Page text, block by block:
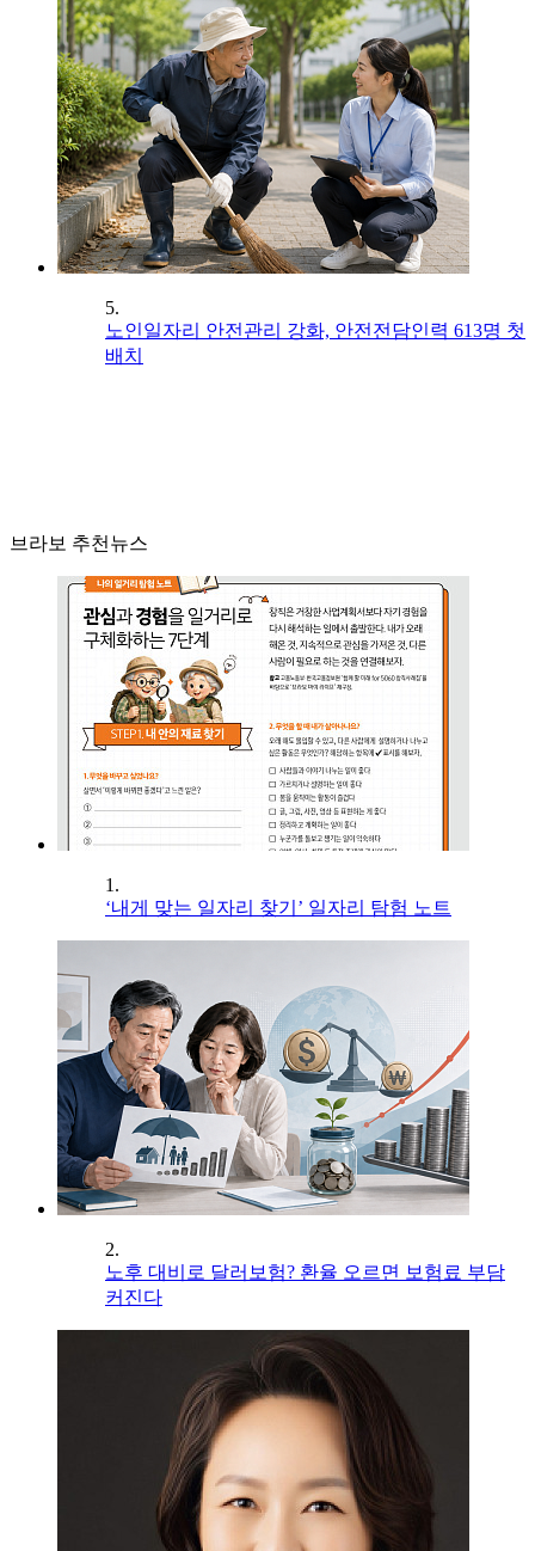
5.
노인일자리 안전관리 강화, 안전전담인력 613명 첫
배치
브라보 추천뉴스
1.
‘내게 맞는 일자리 찾기’ 일자리 탐험 노트
2.
노후 대비로 달러보험? 환율 오르면 보험료 부담
커진다